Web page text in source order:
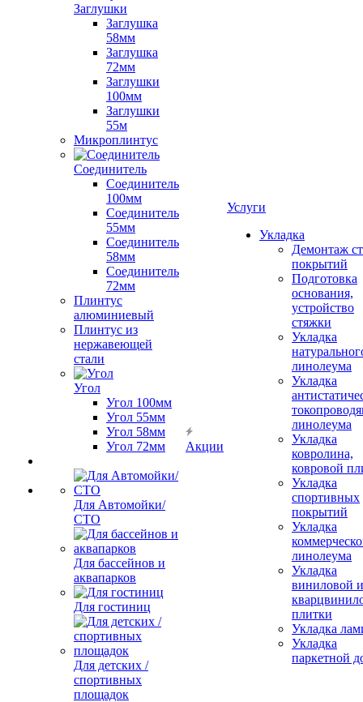
Заглушки
Заглушка
58мм
Заглушка
72мм
Заглушки
100мм
Заглушки
55м
Микроплинтус
Соединитель
Соединитель
100мм
Соединитель
55мм
Соединитель
58мм
Соединитель
72мм
Плинтус
алюминиевый
Плинтус из
нержавеющей
стали
Угол
Угол 100мм
Угол 55мм
Угол 58мм
Угол 72мм
Для Автомойки/
СТО
Для бассейнов и
аквапарков
Для гостиниц
Для детских /
спортивных
площадок
Акции
Услуги
Укладка
Демонтаж
покрытий
Подготовка
основания,
устройство
стяжки
Укладка
линолеума
Укладка
линолеума
Укладка
ковролина,
ковровой
Укладка
спортивных
покрытий
Укладка
линолеума
Укладка
виниловой и
плитки
Укладка
Укладка
паркетной